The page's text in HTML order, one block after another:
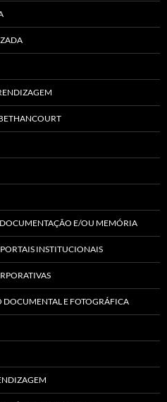
E/OU MEMÓRIA
INSTITUCIONAIS
DOCUMENTAL E FOTOGRÁFICA